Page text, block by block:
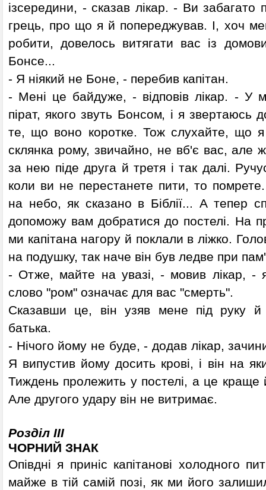
ізсередини, - сказав лікар. - Ви забагато
грець, про що я й попереджував. І, хоч
робити, довелось витягати вас із
Бонсе...
- Я ніякий не Боне, - перебив капітан.
- Мені це байдуже, - відповів лікар. - У
пірат, якого звуть Бонсом, і я звертаюсь
те, що воно коротке. Тож слухайте, що
склянка рому, звичайно, не вб'є вас, але
за нею піде друга й третя і так далі.
коли ви не перестанете пити, то
на небо, як сказано в Біблії... А тепер
допоможу вам добратися до постелі. На
ми капітана нагору й поклали в ліжко.
на подушку, так наче він був ледве при
- Отже, майте на увазі, - мовив лікар, -
слово "ром" означає для вас "смерть".
Сказавши це, він узяв мене під руку й
батька.
- Нічого йому не буде, - додав лікар,
Я випустив йому досить крові, і він на
Тиждень пролежить у постелі, а це краще
Але другого удару він не витримає.
Розділ III
ЧОРНИЙ ЗНАК
Опівдні я приніс капітанові холодного
майже в тій самій позі, як ми його